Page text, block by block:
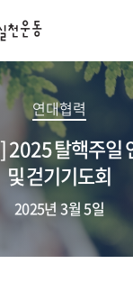
연대협력
2025 탈핵주일
및 걷기기도회
2025년 3월 5일